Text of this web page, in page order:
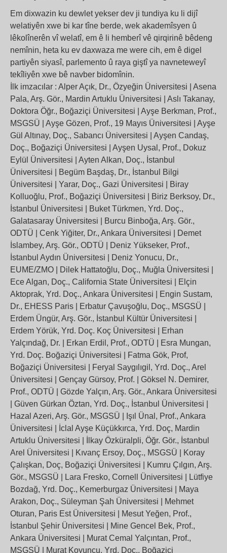
Em dixwazin ku dewlet yekser dev ji tundiya ku li dijî
welatiyên xwe bi kar tîne berde, wek akademîsyen û
lêkolînerên vî welatî, em ê li hemberî vê qirqirinê bêdeng
nemînin, heta ku ev daxwaza me were cih, em ê digel
partiyên siyasî, parlemento û raya giştî ya navneteweyî
tekîliyên xwe bê navber bidomînin.
İlk imzacılar : Alper Açık, Dr., Özyeğin Üniversitesi | Asena
Pala, Arş. Gör., Mardin Artuklu Üniversitesi | Aslı Takanay,
Doktora Öğr., Boğaziçi Üniversitesi | Ayşe Berkman, Prof.,
MSGSÜ | Ayşe Gözen, Prof., 19 Mayıs Üniversitesi | Ayşe
Gül Altınay, Doç., Sabancı Üniversitesi | Ayşen Candaş,
Doç., Boğaziçi Üniversitesi | Ayşen Uysal, Prof., Dokuz
Eylül Üniversitesi | Ayten Alkan, Doç., İstanbul
Üniversitesi | Begüm Başdaş, Dr., İstanbul Bilgi
Üniversitesi | Yarar, Doç., Gazi Üniversitesi | Biray
Kolluoğlu, Prof., Boğaziçi Üniversitesi | Biriz Berksoy, Dr.,
İstanbul Üniversitesi | Buket Türkmen, Yrd. Doç.,
Galatasaray Üniversitesi | Burcu Binboğa, Arş. Gör.,
ODTÜ | Cenk Yiğiter, Dr., Ankara Üniversitesi | Demet
İslambey, Arş. Gör., ODTÜ | Deniz Yükseker, Prof.,
İstanbul Aydın Üniversitesi | Deniz Yonucu, Dr.,
EUME/ZMO | Dilek Hattatoğlu, Doç., Muğla Üniversitesi |
Ece Algan, Doç., California State Üniversitesi | Elçin
Aktoprak, Yrd. Doç., Ankara Üniversitesi | Engin Sustam,
Dr., EHESS Paris | Erbatur Çavuşoğlu, Doç., MSGSÜ |
Erdem Üngür, Arş. Gör., İstanbul Kültür Üniversitesi |
Erdem Yörük, Yrd. Doç. Koç Üniversitesi | Erhan
Yalçındağ, Dr. | Erkan Erdil, Prof., ODTÜ | Esra Mungan,
Yrd. Doç. Boğaziçi Üniversitesi | Fatma Gök, Prof,
Boğaziçi Üniversitesi | Feryal Saygılıgil, Yrd. Doç., Arel
Üniversitesi | Gençay Gürsoy, Prof. | Göksel N. Demirer,
Prof., ODTÜ | Gözde Yalçın, Arş. Gör., Ankara Üniversitesi
| Güven Gürkan Öztan, Yrd. Doç., İstanbul Üniversitesi |
Hazal Azeri, Arş. Gör., MSGSÜ | Işıl Ünal, Prof., Ankara
Üniversitesi | İclal Ayşe Küçükkırca, Yrd. Doç, Mardin
Artuklu Üniversitesi | İlkay Özküralpli, Öğr. Gör., İstanbul
Arel Üniversitesi | Kıvanç Ersoy, Doç., MSGSÜ | Koray
Çalışkan, Doç, Boğaziçi Üniversitesi | Kumru Çılgın, Arş.
Gör., MSGSÜ | Lara Fresko, Cornell Üniversitesi | Lütfiye
Bozdağ, Yrd. Doç., Kemerburgaz Üniversitesi | Maya
Arakon, Doç., Süleyman Şah Üniversitesi | Mehmet
Oturan, Paris Est Üniversitesi | Mesut Yeğen, Prof.,
İstanbul Şehir Üniversitesi | Mine Gencel Bek, Prof.,
Ankara Üniversitesi | Murat Cemal Yalçıntan, Prof.,
MSGSÜ | Murat Koyuncu, Yrd. Doç., Boğaziçi